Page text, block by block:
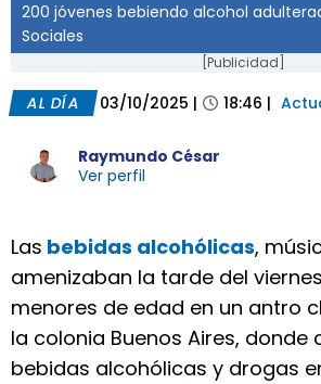
200 jóvenes bebiendo alcohol
Sociales
[Publicidad]
AL DÍA 03/10/2025 | 18:46 |
Raymundo César
Ver perfil
Las bebidas alcohólicas,
amenizaban la tarde del
menores de edad en un antro
la colonia Buenos Aires, donde
bebidas alcohólicas y drogas